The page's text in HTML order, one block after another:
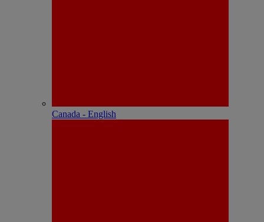
Canada - English